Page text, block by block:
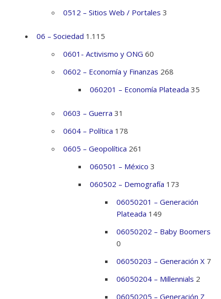
0512 – Sitios Web / Portales 3
06 – Sociedad 1.115
0601- Activismo y ONG 60
0602 – Economía y Finanzas 268
060201 – Economía Plateada 35
0603 – Guerra 31
0604 – Política 178
0605 – Geopolítica 261
060501 – México 3
060502 – Demografía 173
06050201 – Generación
Plateada 149
06050202 – Baby Boomers
0
06050203 – Generación X 7
06050204 – Millennials 2
06050205 – Generación Z